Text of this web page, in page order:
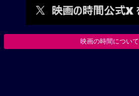
映画の時間について